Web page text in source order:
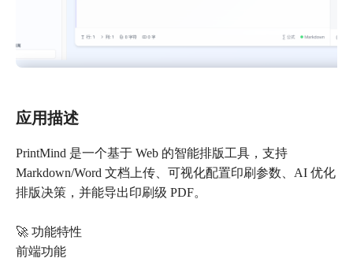
应用描述
PrintMind 是一个基于 Web 的智能排版工具，支持
Markdown/Word 文档上传、可视化配置印刷参数、AI 优化
排版决策，并能导出印刷级 PDF。
🚀 功能特性
前端功能